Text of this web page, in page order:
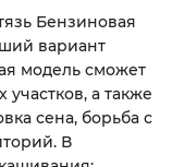
Бензиновая
вариант
модель сможет
а также
сена, борьба с
В